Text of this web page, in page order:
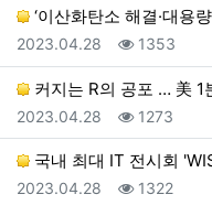
‘이산화탄소 해결·대용
등록일
2023.04.28 조회
1353
커지는 R의 공포 … 美 1
등록일
2023.04.28 조회
1273
국내 최대 IT 전시회
등록일
2023.04.28 조회
1322